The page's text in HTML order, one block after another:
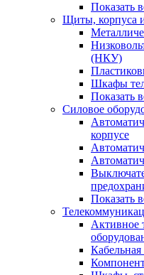
Показать
Щиты, корпуса
(НКУ)
Шкафы
Показать
Силовое
корпусе
Показать
Активное